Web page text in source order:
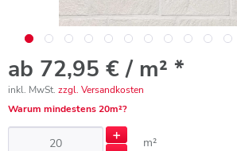
ab 72,95 € / m² *
inkl. MwSt. zzgl. Versandkosten
Warum mindestens 20m²?
m²